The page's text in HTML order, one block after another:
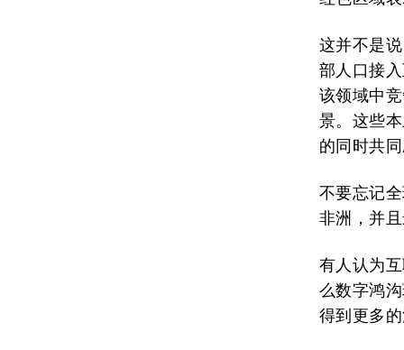
这并不是
部人口接
该领域中
景。这些
的同时共同
不要忘记
非洲，并
有人认为
么数字鸿
得到更多的